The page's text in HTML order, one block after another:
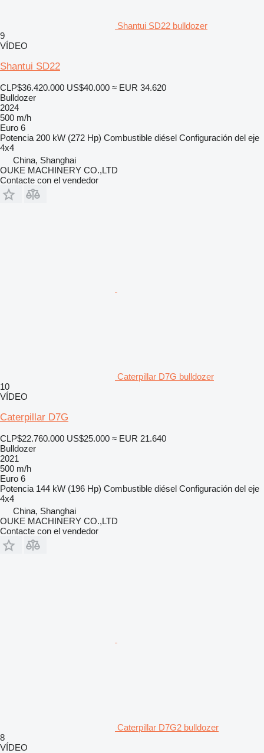
Shantui SD22 bulldozer
9
VÍDEO
Shantui SD22
CLP$36.420.000 US$40.000 ≈ EUR 34.620
Bulldozer
2024
500 m/h
Euro 6
Potencia 200 kW (272 Hp) Combustible diésel Configuración del eje
4x4
China, Shanghai
OUKE MACHINERY CO.,LTD
Contacte con el vendedor
Caterpillar D7G bulldozer
10
VÍDEO
Caterpillar D7G
CLP$22.760.000 US$25.000 ≈ EUR 21.640
Bulldozer
2021
500 m/h
Euro 6
Potencia 144 kW (196 Hp) Combustible diésel Configuración del eje
4x4
China, Shanghai
OUKE MACHINERY CO.,LTD
Contacte con el vendedor
Caterpillar D7G2 bulldozer
8
VÍDEO